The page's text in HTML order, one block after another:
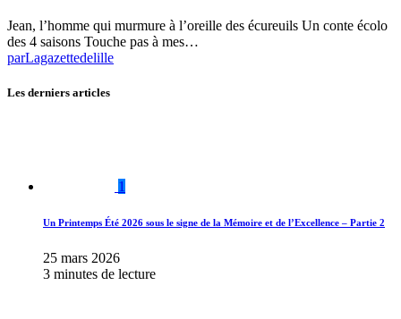
Jean, l’homme qui murmure à l’oreille des écureuils Un conte écolo
des 4 saisons Touche pas à mes…
parLagazettedelille
Les derniers articles
1
Un Printemps Été 2026 sous le signe de la Mémoire et de l’Excellence – Partie 2
25 mars 2026
3 minutes de lecture